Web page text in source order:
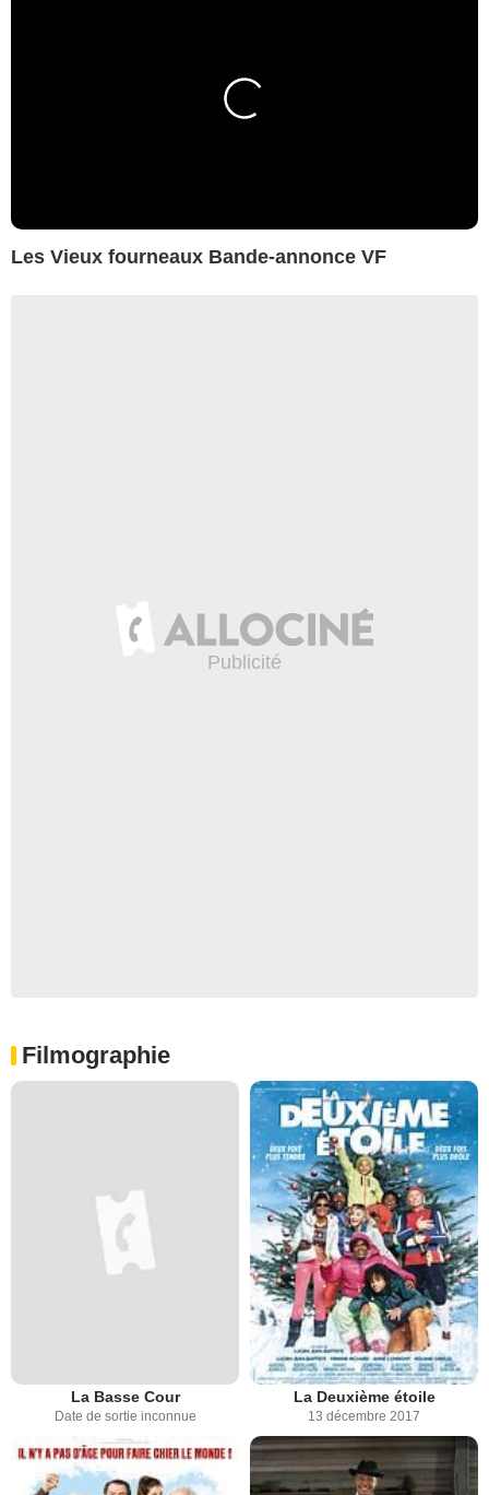
Les Vieux fourneaux Bande-annonce VF
Filmographie
La Basse Cour
Date de sortie inconnue
La Deuxième étoile
13 décembre 2017